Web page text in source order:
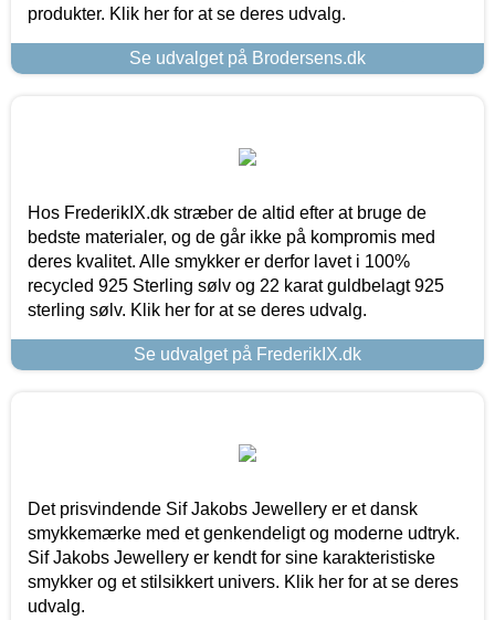
produkter. Klik her for at se deres udvalg.
Se udvalget på Brodersens.dk
Hos FrederikIX.dk stræber de altid efter at bruge de
bedste materialer, og de går ikke på kompromis med
deres kvalitet. Alle smykker er derfor lavet i 100%
recycled 925 Sterling sølv og 22 karat guldbelagt 925
sterling sølv. Klik her for at se deres udvalg.
Se udvalget på FrederikIX.dk
Det prisvindende Sif Jakobs Jewellery er et dansk
smykkemærke med et genkendeligt og moderne udtryk.
Sif Jakobs Jewellery er kendt for sine karakteristiske
smykker og et stilsikkert univers. Klik her for at se deres
udvalg.